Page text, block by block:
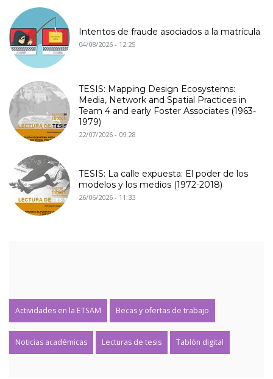
Intentos de fraude asociados a la matrícula
04/08/2026 - 12:25
TESIS: Mapping Design Ecosystems:
Media, Network and Spatial Practices in
Team 4 and early Foster Associates (1963-
1979)
22/07/2026 - 09:28
TESIS: La calle expuesta: El poder de los
modelos y los medios (1972-2018)
26/06/2026 - 11:33
Actividades en la ETSAM Becas y ofertas de trabajo
Noticias académicas Lecturas de tesis Tablón digital